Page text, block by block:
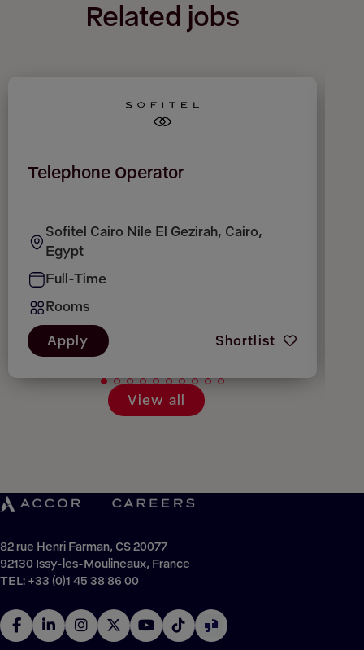
Related jobs
Telephone Operator
Sofitel Cairo Nile El Gezirah, Cairo,
Egypt
Full-Time
Rooms
Apply Shortlist
View all
82 rue Henri Farman, CS 20077
92130 Issy-les-Moulineaux, France
TEL: +33 (0)1 45 38 86 00